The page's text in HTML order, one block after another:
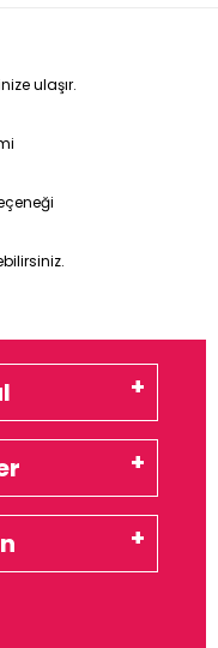
ulaşır.